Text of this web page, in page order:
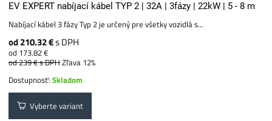
EV EXPERT nabíjací kábel TYP 2 | 32A | 3fázy | 22kW | 5 - 8 m
Nabíjací kábel 3 fázy Typ 2 je určený pre všetky vozidlá s...
od 210.32 €s DPH
od 173.82 €
od 239 €s DPHZľava 12%
Dostupnosť:Skladom
Vyberte variant